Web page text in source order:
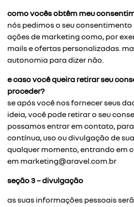
como vocês obtêm meu
nós pedimos o seu
ações de marketing como, por
mails e ofertas personalizadas.
autonomia para dizer não.
e caso você queira retirar seu
proceder?
se após você nos fornecer seus
ideia, você pode retirar o seu
possamos entrar em contato,
contínua, uso ou divulgação de
qualquer momento, entrando em
em marketing@aravel.com.br
seção 3 – divulgação
as suas informações pessoais